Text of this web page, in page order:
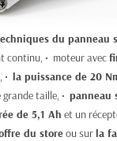
du panneau
continu, • moteur avec
• la puissance de 20
taille, • panneau
de 5,1 Ah et un
du storeou surla